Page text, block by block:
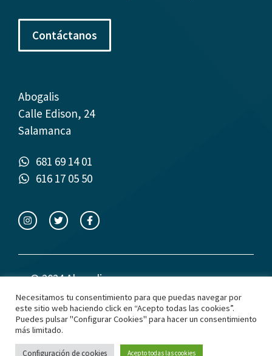
Contáctanos
Abogalis
Calle Edison, 24
Salamanca
681 69 14 01
616 17 05 50
© 2024 Abogalis
Política de privacidad
Política de cookies Aviso Legal
Necesitamos tu consentimiento para que puedas navegar por
este sitio web haciendo click en “Acepto todas las cookies”.
Puedes pulsar "Configurar Cookies" para hacer un consentimiento
más limitado.
Configuración de cookies Acepto todas las cookies